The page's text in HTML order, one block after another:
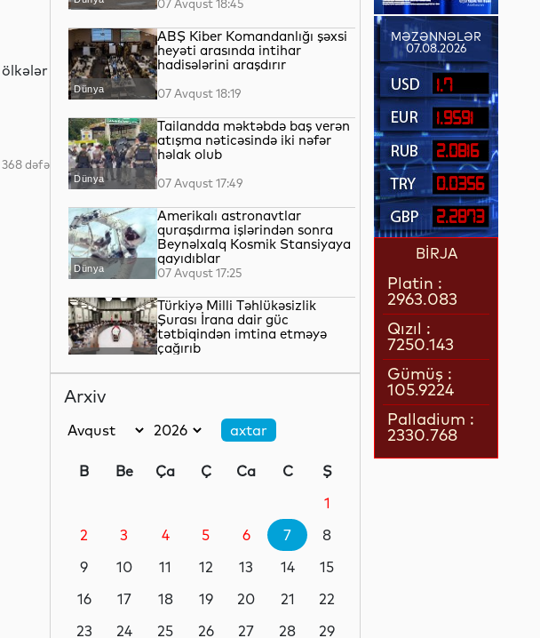
368 dəfə
07 Avqust 18:45
Dünya
ABŞ Kiber Komandanlığı şəxsi
heyəti arasında intihar
hadisələrini araşdırır
07 Avqust 18:19
Dünya
Tailandda məktəbdə baş verən
atışma nəticəsində iki nəfər
həlak olub
07 Avqust 17:49
Dünya
Amerikalı astronavtlar
quraşdırma işlərindən sonra
Beynəlxalq Kosmik Stansiyaya
qayıdıblar
07 Avqust 17:25
Dünya
Türkiyə Milli Təhlükəsizlik
Şurası İrana dair güc
tətbiqindən imtina etməyə
çağırıb
hücum ediblər
Dünya
son 15 ilin ən aşağı səviyyəsinə
07 Avqust 16:23
İdman
"Real Madrid" Vinisius Junior
07 Avqust 15:31
Arxiv
B Be Ça Ç Ca C
Ş
1
2
3 4 5 6 7
8
9
10 11 12 13 14
15
16
17 18 19 20 21
22
23
24 25 26 27 28
29
MƏZƏNNƏLƏR
07.08.2026
1.7
1.9591
2.0816
0.0356
2.2873
BİRJA
Platin :
2963.083
Qızıl :
7250.143
Gümüş :
105.9224
Palladium :
2330.768